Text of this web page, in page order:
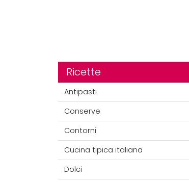
Ricette
Antipasti
Conserve
Contorni
Cucina tipica italiana
Dolci